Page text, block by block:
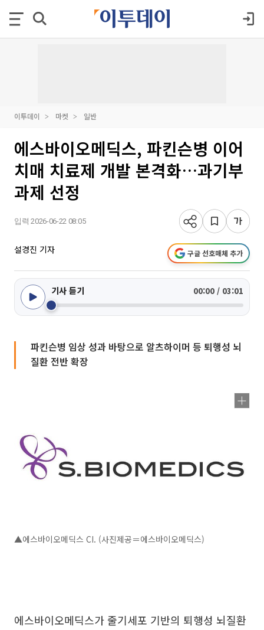
이투데이 마켓 일반
에스바이오메딕스, 파킨슨병 이어
치매 치료제 개발 본격화…과기부
과제 선정
입력 2026-06-22 08:05
설경진 기자 구글 선호매체 추가
기사 듣기 00:00 / 03:01
파킨슨병 임상 성과 바탕으로 알츠하이머 등 퇴행성 뇌
질환 전반 확장
▲에스바이오메딕스 CI. (사진제공＝에스바이오메딕스)
에스바이오메딕스가 줄기세포 기반의 퇴행성 뇌질환